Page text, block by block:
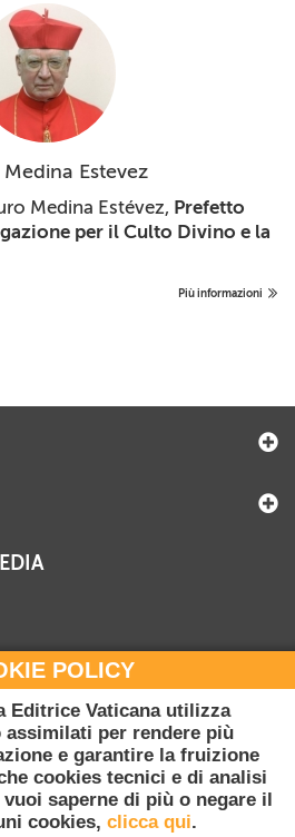
Estevez
Medina Estévez, Prefetto
per il Culto Divino e la
Più informazioni
POLICY
Editrice Vaticana utilizza
per rendere più
e garantire la fruizione
cookies tecnici e di analisi
saperne di più o negare il
cookies, clicca qui.
all'Ufficio Commerciale
698 45780
Giovedì 8-16.30
8-14